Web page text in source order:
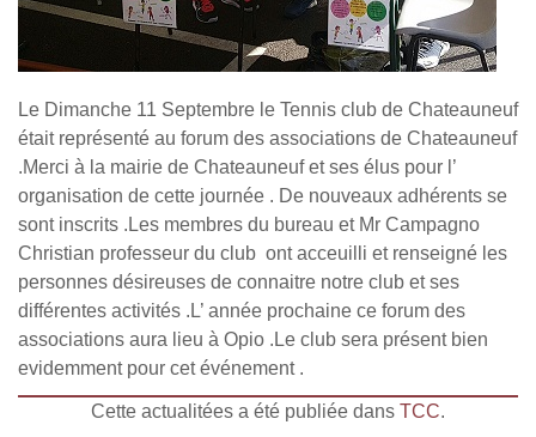
Le Dimanche 11 Septembre le Tennis club de Chateauneuf
était représenté au forum des associations de Chateauneuf
.Merci à la mairie de Chateauneuf et ses élus pour l’
organisation de cette journée . De nouveaux adhérents se
sont inscrits .Les membres du bureau et Mr Campagno
Christian professeur du club ont acceuilli et renseigné les
personnes désireuses de connaitre notre club et ses
différentes activités .L’ année prochaine ce forum des
associations aura lieu à Opio .Le club sera présent bien
evidemment pour cet événement .
Cette actualitées a été publiée dans TCC.